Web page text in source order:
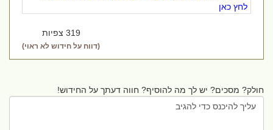
לחץ כאן
319 צפיות
(דווח על חידוש לא ראוי)
חולק? מסכים? יש לך מה להוסיף? חווה דעתך על החידוש!